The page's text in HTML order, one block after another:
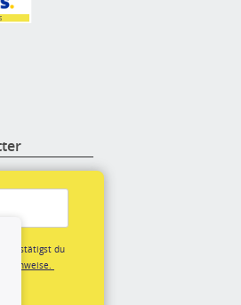
bestätigst du